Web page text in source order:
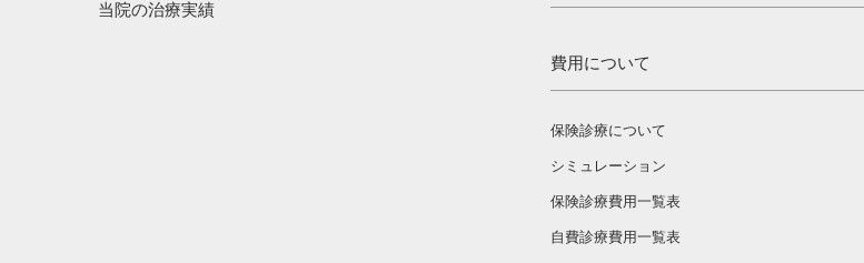
当院の治療実績
費用について
保険診療について
シミュレーション
保険診療費用一覧表
自費診療費用一覧表